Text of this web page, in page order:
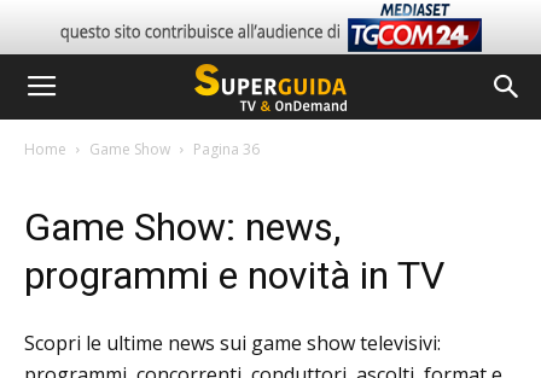
Home Game Show Pagina 36
Game Show: news,
programmi e novità in TV
Scopri le ultime news sui game show televisivi: